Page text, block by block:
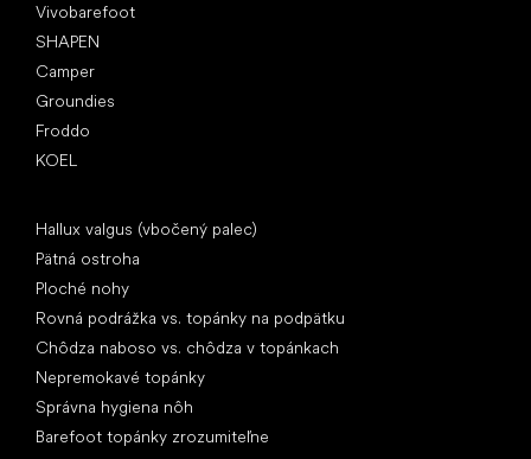
Vivobarefoot
SHAPEN
Camper
Groundies
Froddo
KOEL
Hallux valgus (vbočený palec)
Pätná ostroha
Ploché nohy
Rovná podrážka vs. topánky na podpätku
Chôdza naboso vs. chôdza v topánkach
Nepremokavé topánky
Správna hygiena nôh
Barefoot topánky zrozumiteľne